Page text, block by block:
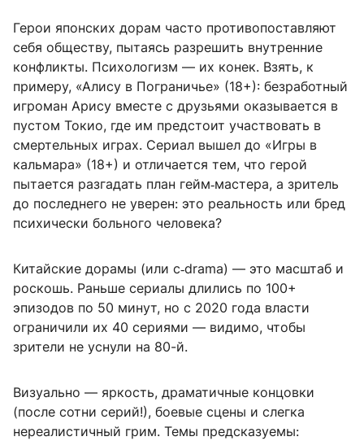
Герои японских дорам часто противопоставляют
себя обществу, пытаясь разрешить внутренние
конфликты. Психологизм — их конек. Взять, к
примеру, «Алису в Пограничье» (18+): безработный
игроман Арису вместе с друзьями оказывается в
пустом Токио, где им предстоит участвовать в
смертельных играх. Сериал вышел до «Игры в
кальмара» (18+) и отличается тем, что герой
пытается разгадать план гейм‑мастера, а зритель
до последнего не уверен: это реальность или бред
психически больного человека?
Китайские дорамы (или c‑drama) — это масштаб и
роскошь. Раньше сериалы длились по 100+
эпизодов по 50 минут, но с 2020 года власти
ограничили их 40 сериями — видимо, чтобы
зрители не уснули на 80-й.
Визуально — яркость, драматичные концовки
(после сотни серий!), боевые сцены и слегка
нереалистичный грим. Темы предсказуемы: